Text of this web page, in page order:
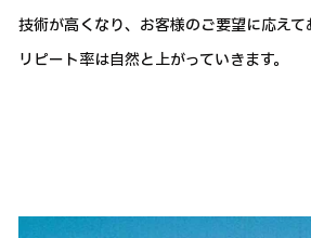
技術が高くなり、お客様のご要望に応え
リピート率は自然と上がっていきます。